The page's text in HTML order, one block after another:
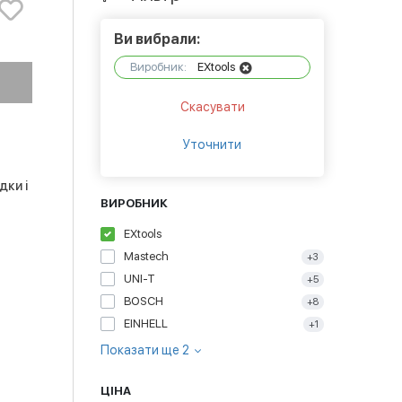
Ви вибрали:
Виробник: EXtools
Скасувати
Уточнити
ВИРОБНИК
EXtools
Mastech
+3
UNI-T +5
BOSCH +8
EINHELL +1
Показати ще 2
ЦІНА
і